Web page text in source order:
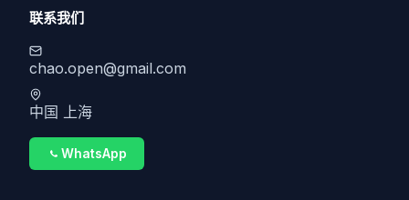
联系我们
chao.open@gmail.com
中国 上海
WhatsApp